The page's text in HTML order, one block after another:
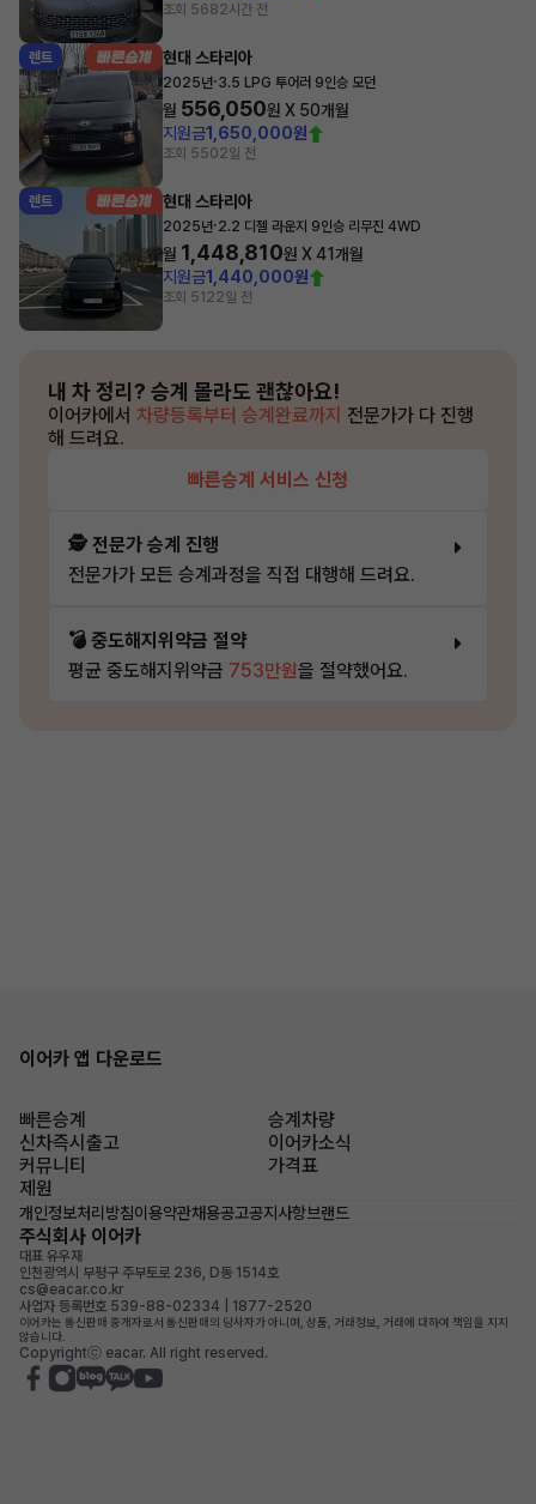
조회 5682시간 전
렌트 현대 스타리아
2025년·3.5 LPG 투어러 9인승 모던
월 556,050원 X 50개월
지원금1,650,000원
조회 5502일 전
렌트 현대 스타리아
2025년·2.2 디젤 라운지 9인승 리무진 4WD
월 1,448,810원 X41개월
지원금1,440,000원
조회 5122일 전
내 차 정리? 승계 몰라도 괜찮아요!
이어카에서 차량등록부터 승계완료까지 전문가가 다 진행
해 드려요.
빠른승계 서비스 신청
🕵️ 전문가 승계 진행
전문가가 모든 승계과정을 직접 대행해 드려요.
💣 중도해지위약금 절약
평균 중도해지위약금 753만원을 절약했어요.
이어카 앱 다운로드
빠른승계
승계차량
신차즉시출고
이어카소식
커뮤니티
가격표
제원
개인정보처리방침이용약관채용공고공지사항브랜드
주식회사 이어카
대표 유우재
인천광역시 부평구 주부토로 236, D동 1514호
cs@eacar.co.kr
사업자 등록번호 539-88-02334 | 1877-2520
이어카는 통신판매 중개자로서 통신판매의 당사자가 아니며, 상품, 거래정보, 거래에 대하여 책임을 지지
않습니다.
Copyrightⓒ eacar. All right reserved.